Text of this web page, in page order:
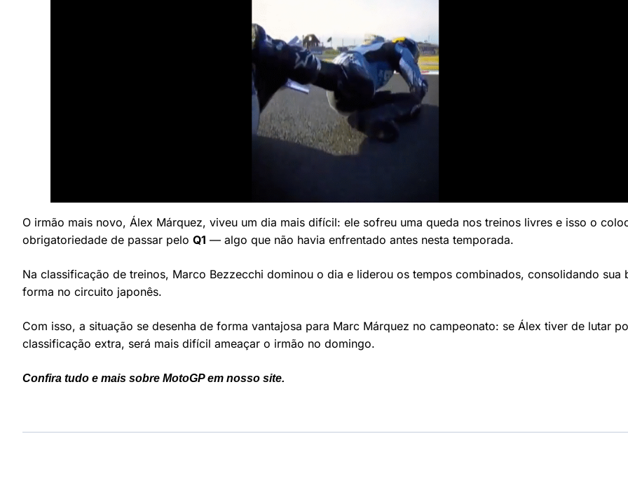
O irmão mais novo, Álex Márquez, viveu um dia mais difícil: ele sofreu uma queda nos treinos livres e isso o
obrigatoriedade de passar pelo Q1 — algo que não havia enfrentado antes nesta temporada.
Na classificação de treinos, Marco Bezzecchi dominou o dia e liderou os tempos combinados, consolidando sua
forma no circuito japonês.
Com isso, a situação se desenha de forma vantajosa para Marc Márquez no campeonato: se Álex tiver de lutar
classificação extra, será mais difícil ameaçar o irmão no domingo.
Confira tudo e mais sobre MotoGP em nosso site.